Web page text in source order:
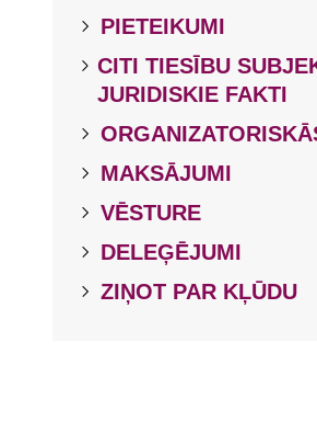
PIETEIKUMI
CITI TIESĪBU
JURIDISKIE FAKTI
MAKSĀJUMI
VĒSTURE
DELEĢĒJUMI
ZIŅOT PAR KĻŪDU